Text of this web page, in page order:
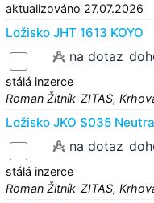
aktualizováno 27.07.2026
Ložisko JHT 1613 KOYO
na dotaz
stálá inzerce
Roman Žitník-ZITAS,
Ložisko JKO S035
na dotaz
stálá inzerce
Roman Žitník-ZITAS,